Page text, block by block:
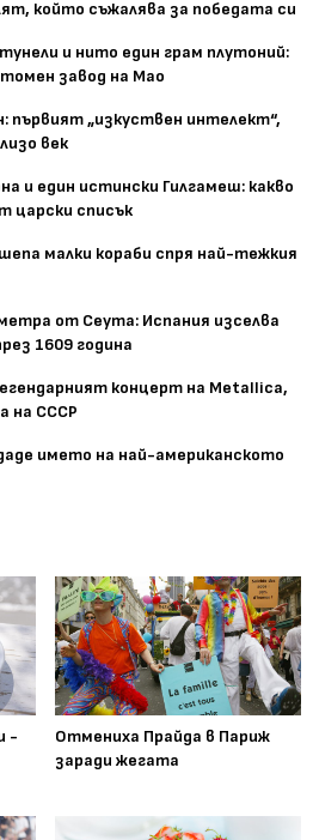
който съжалява за победата си
и нито един грам плутоний:
завод на Мао
първият „изкуствен интелект“,
век
и един истински Гилгамеш: какво
царски списък
малки кораби спря най-тежкия
от Сеута: Испания изселва
1609 година
концерт на Metallica,
на СССР
името на най-американското
-
Отмениха Прайда в Париж
заради жегата